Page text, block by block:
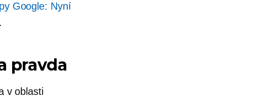
Google: Nyní
.
pravda
v oblasti